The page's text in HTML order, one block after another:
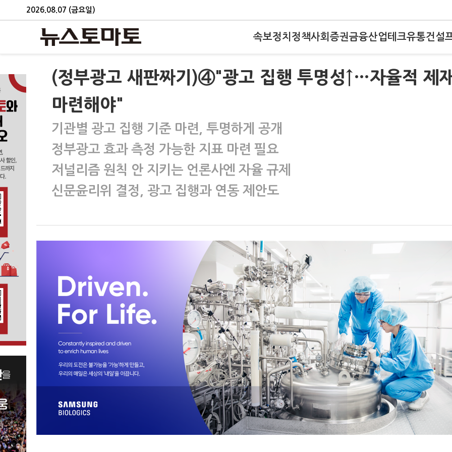
2026.08.07 (금요일)
속보정치 정책사회 증권금융산업테크유통건설
(정부광고 새판짜기)④"광고 집행 투명성↑…자율적 제
마련해야"
기관별 광고 집행 기준 마련, 투명하게 공개
정부광고 효과 측정 가능한 지표 마련 필요
저널리즘 원칙 안 지키는 언론사엔 자율 규제
신문윤리위 결정, 광고 집행과 연동 제안도